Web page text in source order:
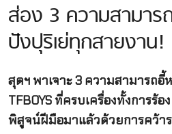
ส่อง 3 ความสามาร
ปังปุริเย่ทุกสายงาน!
สุดฯ พาเจาะ 3 ความสามารถอี้
TFBOYS ที่ครบเครื่องทั้งการร้
พิสูจน์ฝีมือมาแล้วด้วยการคว้า